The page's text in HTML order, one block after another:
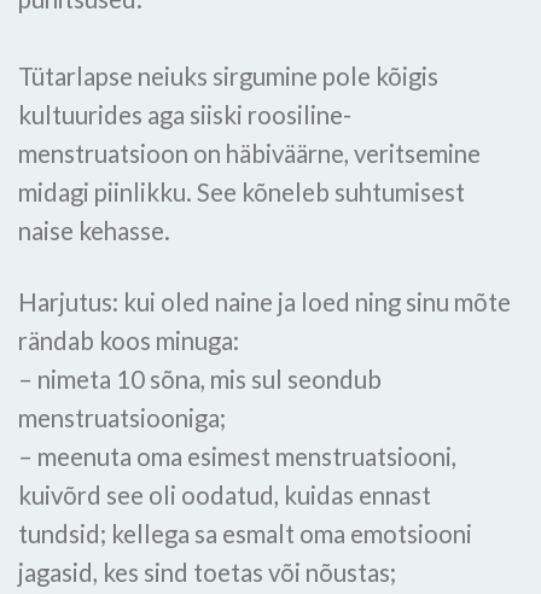
Tütarlapse neiuks sirgumine pole kõigis
kultuurides aga siiski roosiline-
menstruatsioon on häbiväärne, veritsemine
midagi piinlikku. See kõneleb suhtumisest
naise kehasse.
Harjutus: kui oled naine ja loed ning sinu mõte
rändab koos minuga:
– nimeta 10 sõna, mis sul seondub
menstruatsiooniga;
– meenuta oma esimest menstruatsiooni,
kuivõrd see oli oodatud, kuidas ennast
tundsid; kellega sa esmalt oma emotsiooni
jagasid, kes sind toetas või nõustas;